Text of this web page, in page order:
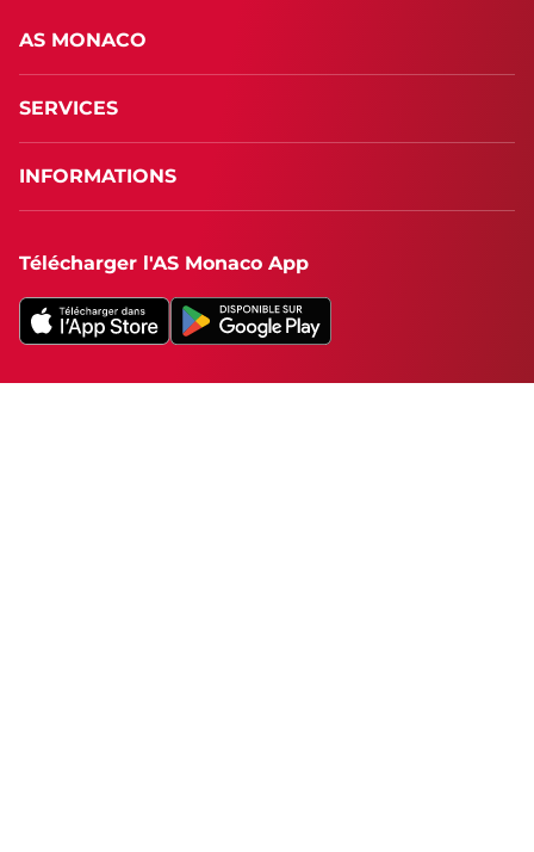
AS MONACO
SERVICES
INFORMATIONS
Télécharger l'AS Monaco App